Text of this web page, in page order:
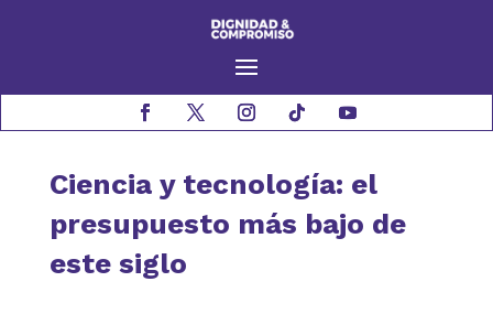
Ciencia y tecnología: el
presupuesto más bajo de
este siglo